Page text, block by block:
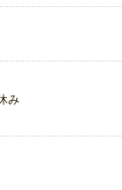
み